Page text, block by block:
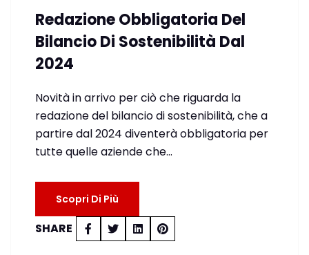
Redazione Obbligatoria Del
Bilancio Di Sostenibilità Dal
2024
Novità in arrivo per ciò che riguarda la
redazione del bilancio di sostenibilità, che a
partire dal 2024 diventerà obbligatoria per
tutte quelle aziende che…
Scopri Di Più
SHARE